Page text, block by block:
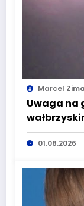
Marcel Zima
Uwaga na
01.08.2026